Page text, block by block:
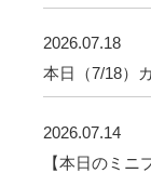
2026.07.18
本日（7/18）
2026.07.14
【本日のミニ